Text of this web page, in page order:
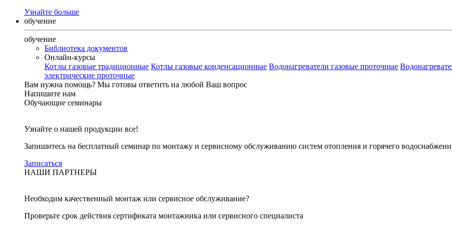
Узнайте больше
обучение
обучение
Библиотека документов
Онлайн-курсы
Котлы газовые традиционные Котлы газовые конденсационные Водонагреватели газовые проточные
электрические проточные
Вам нужна помощь? Мы готовы ответить на любой Ваш вопрос
Напишите нам
Обучающие семинары
Узнайте о нашей продукции все!
Запишитесь на бесплатный семинар по монтажу и сервисному обслуживанию систем отопления и горячего
Записаться
НАШИ ПАРТНЕРЫ
Необходим качественный монтаж или сервисное обслуживание?
Проверьте срок действия сертификата монтажника или сервисного специалиста